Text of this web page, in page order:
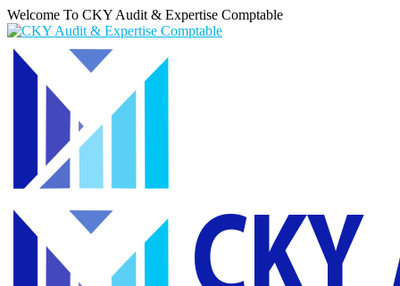
Welcome To CKY Audit & Expertise Comptable